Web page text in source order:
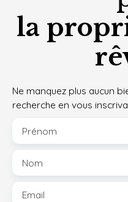
la
Ne manquez plus aucun
recherche en vous
Prénom
Nom
Email